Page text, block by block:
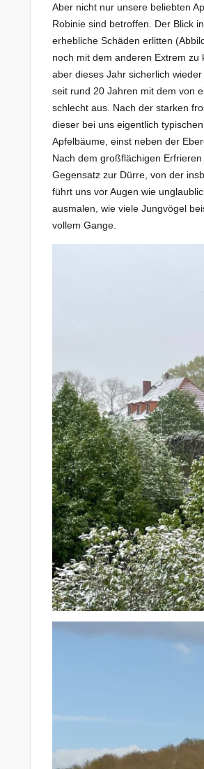
Aber nicht nur unsere beliebten
Robinie sind betroffen. Der Blick
erhebliche Schäden erlitten
noch mit dem anderen Extrem
aber dieses Jahr sicherlich
seit rund 20 Jahren mit dem von
schlecht aus. Nach der starken
dieser bei uns eigentlich
Apfelbäume, einst neben der
Nach dem großflächigen
Gegensatz zur Dürre, von der
führt uns vor Augen wie
ausmalen, wie viele Jungvögel
vollem Gange.